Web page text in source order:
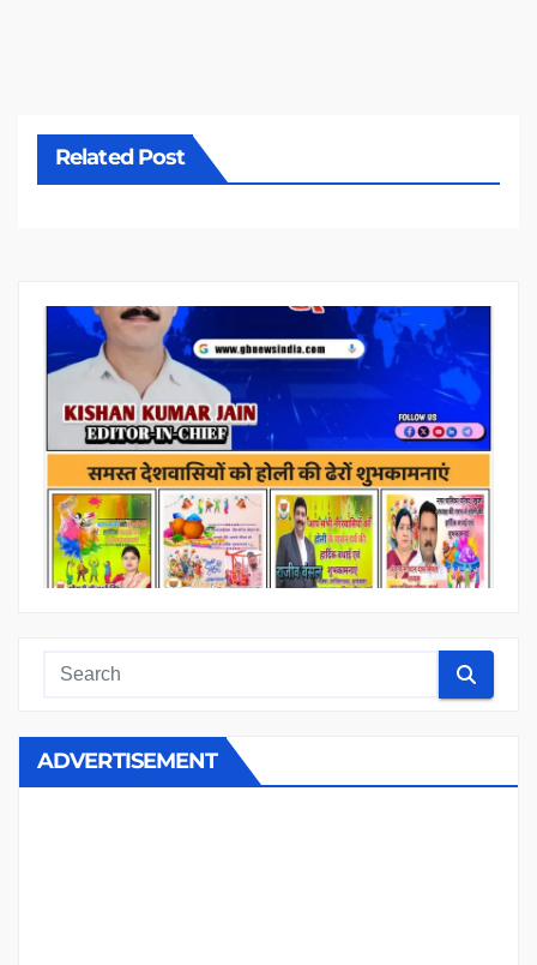
Related Post
ADVERTISEMENT